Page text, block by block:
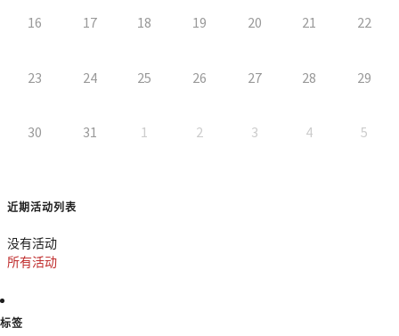
16 17 18 19 20 21 22
23 24 25 26 27 28 29
30 31 1 2 3 4 5
近期活动列表
没有活动
所有活动
标签